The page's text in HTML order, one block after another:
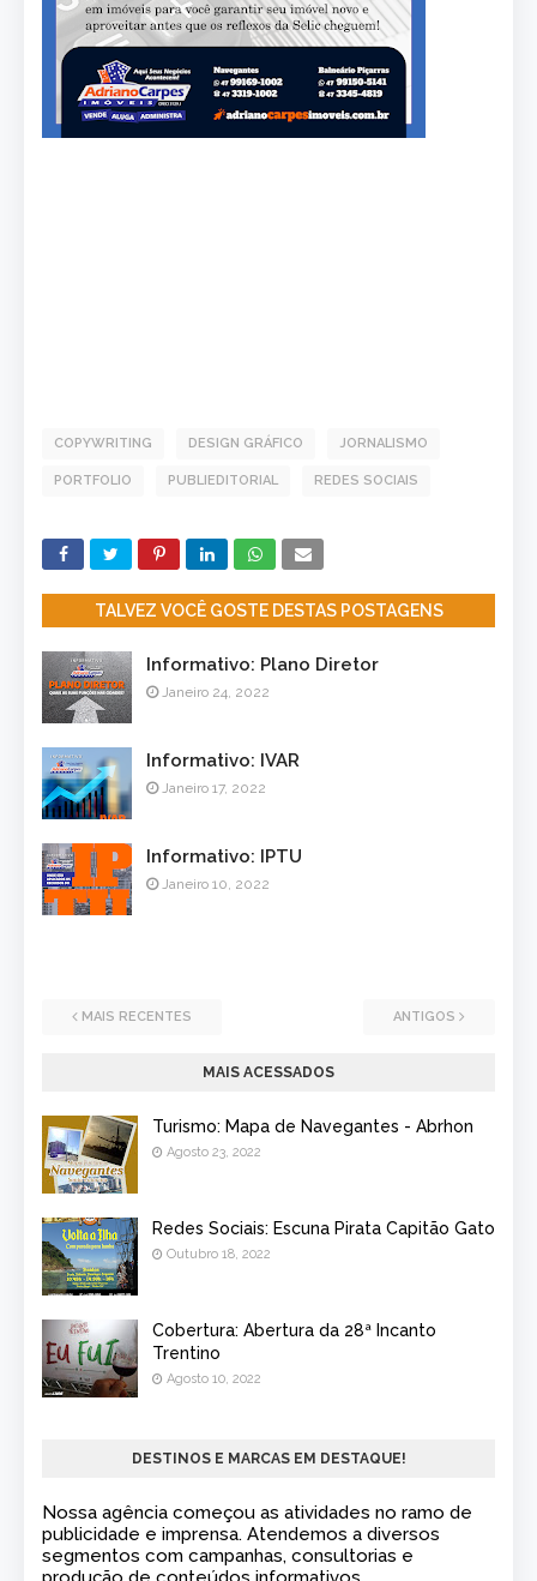
COPYWRITING DESIGN GRÁFICO JORNALISMO
PORTFOLIO PUBLIEDITORIAL REDES SOCIAIS
TALVEZ VOCÊ GOSTE DESTAS POSTAGENS
Informativo: Plano Diretor
Janeiro 24, 2022
Informativo: IVAR
Janeiro 17, 2022
Informativo: IPTU
Janeiro 10, 2022
MAIS RECENTES ANTIGOS
MAIS ACESSADOS
Turismo: Mapa de Navegantes - Abrhon
Agosto 23, 2022
Redes Sociais: Escuna Pirata Capitão Gato
Outubro 18, 2022
Cobertura: Abertura da 28ª Incanto
Trentino
Agosto 10, 2022
DESTINOS E MARCAS EM DESTAQUE!
Nossa agência começou as atividades no ramo de
publicidade e imprensa. Atendemos a diversos
segmentos com campanhas, consultorias e